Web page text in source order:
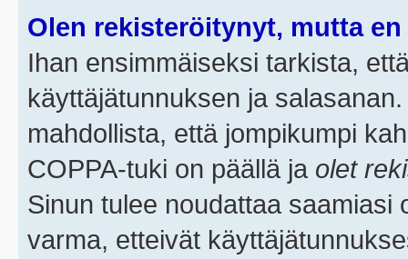
Olen rekisteröitynyt, mutta
Ihan ensimmäiseksi tarkista,
käyttäjätunnuksen ja
mahdollista, että jompikumpi
COPPA-tuki on päällä ja olet
Sinun tulee noudattaa saamiasi
varma, etteivät